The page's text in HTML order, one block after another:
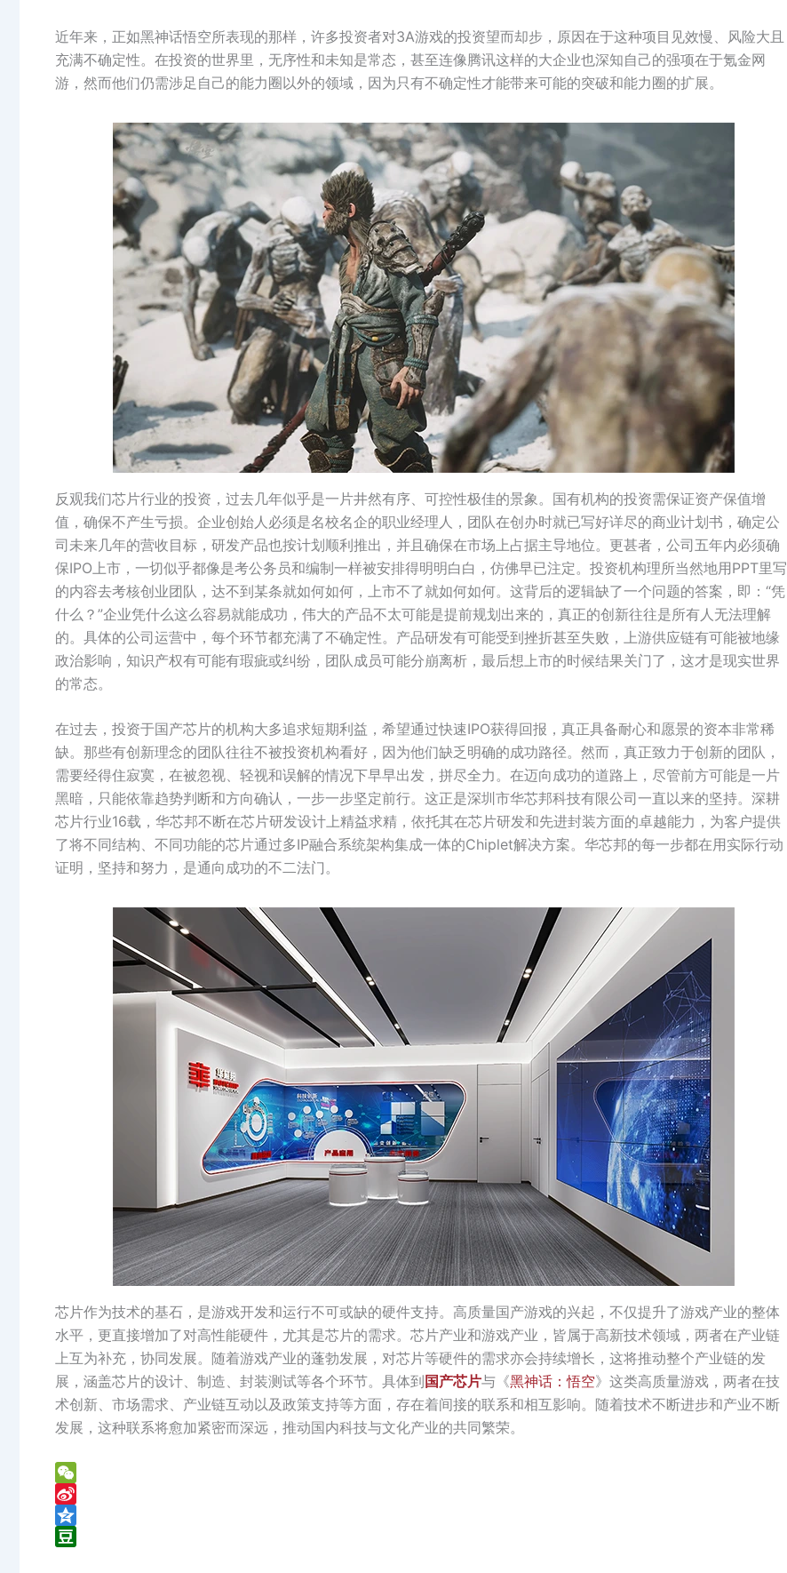
近年来，正如黑神话悟空所表现的那样，许多投资者对3A游戏的投资望而却步，原因在于这种项目见效慢、风险大且
充满不确定性。在投资的世界里，无序性和未知是常态，甚至连像腾讯这样的大企业也深知自己的强项在于氪金网
游，然而他们仍需涉足自己的能力圈以外的领域，因为只有不确定性才能带来可能的突破和能力圈的扩展。
反观我们芯片行业的投资，过去几年似乎是一片井然有序、可控性极佳的景象。国有机构的投资需保证资产保值增
值，确保不产生亏损。企业创始人必须是名校名企的职业经理人，团队在创办时就已写好详尽的商业计划书，确定公
司未来几年的营收目标，研发产品也按计划顺利推出，并且确保在市场上占据主导地位。更甚者，公司五年内必须确
保IPO上市，一切似乎都像是考公务员和编制一样被安排得明明白白，仿佛早已注定。投资机构理所当然地用PPT里写
的内容去考核创业团队，达不到某条就如何如何，上市不了就如何如何。这背后的逻辑缺了一个问题的答案，即：“凭
什么？”企业凭什么这么容易就能成功，伟大的产品不太可能是提前规划出来的，真正的创新往往是所有人无法理解
的。具体的公司运营中，每个环节都充满了不确定性。产品研发有可能受到挫折甚至失败，上游供应链有可能被地缘
政治影响，知识产权有可能有瑕疵或纠纷，团队成员可能分崩离析，最后想上市的时候结果关门了，这才是现实世界
的常态。
在过去，投资于国产芯片的机构大多追求短期利益，希望通过快速IPO获得回报，真正具备耐心和愿景的资本非常稀
缺。那些有创新理念的团队往往不被投资机构看好，因为他们缺乏明确的成功路径。然而，真正致力于创新的团队，
需要经得住寂寞，在被忽视、轻视和误解的情况下早早出发，拼尽全力。在迈向成功的道路上，尽管前方可能是一片
黑暗，只能依靠趋势判断和方向确认，一步一步坚定前行。这正是深圳市华芯邦科技有限公司一直以来的坚持。深耕
芯片行业16载，华芯邦不断在芯片研发设计上精益求精，依托其在芯片研发和先进封装方面的卓越能力，为客户提供
了将不同结构、不同功能的芯片通过多IP融合系统架构集成一体的Chiplet解决方案。华芯邦的每一步都在用实际行动
证明，坚持和努力，是通向成功的不二法门。
芯片作为技术的基石，是游戏开发和运行不可或缺的硬件支持。高质量国产游戏的兴起，不仅提升了游戏产业的整体
水平，更直接增加了对高性能硬件，尤其是芯片的需求。芯片产业和游戏产业，皆属于高新技术领域，两者在产业链
上互为补充，协同发展。随着游戏产业的蓬勃发展，对芯片等硬件的需求亦会持续增长，这将推动整个产业链的发
展，涵盖芯片的设计、制造、封装测试等各个环节。具体到 国产芯片与《黑神话：悟空》这类高质量游戏，两者在技
术创新、市场需求、产业链互动以及政策支持等方面，存在着间接的联系和相互影响。随着技术不断进步和产业不断
发展，这种联系将愈加紧密而深远，推动国内科技与文化产业的共同繁荣。
W
e
C
S
Q